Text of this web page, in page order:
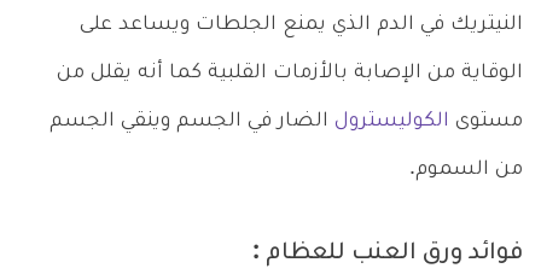
النيتريك في الدم الذي يمنع الجلطات ويساعد على
الوقاية من الإصابة بالأزمات القلبية كما أنه يقلل من
مستوى الكوليسترول الضار في الجسم وينقي الجسم
من السموم.
فوائد ورق العنب للعظام :